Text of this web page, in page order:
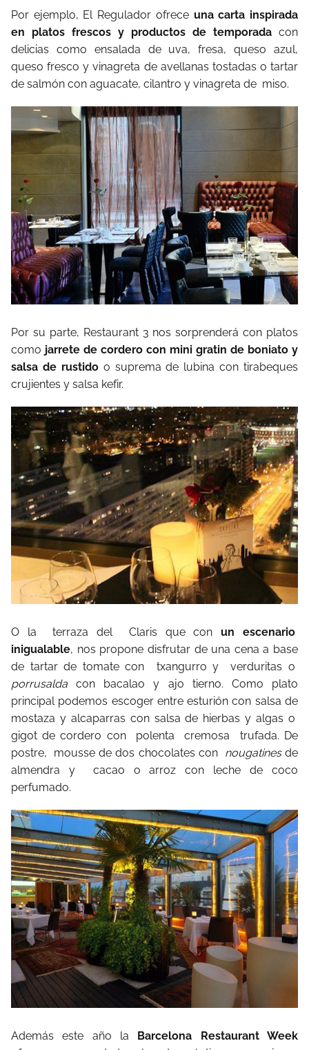
Por ejemplo, El Regulador ofreceuna carta inspirada
en platos frescos y productos de temporada con
delicias como ensalada de uva, fresa, queso azul,
queso fresco y vinagreta de avellanas tostadas o tartar
de salmón con aguacate, cilantro y vinagreta de miso.
Por su parte, Restaurant 3 nos sorprenderá con platos
como jarrete de cordero con mini gratin de boniato y
salsa de rustidoo suprema de lubina con tirabeques
crujientes y salsa kefir.
O la terraza del Claris que conun escenario
inigualable, nos propone disfrutar de una cena a base
de tartar de tomate con txangurro y verduritas o
porrusalda con bacalao y ajo tierno. Como plato
principal podemos escoger entre esturión con salsa de
mostaza y alcaparras con salsa de hierbas y algas o
gigot de cordero con polenta cremosa trufada. De
postre, mousse de dos chocolates con nougatinesde
almendra y cacao o arroz con leche de coco
perfumado.
Además este año la
Barcelona Restaurant Week